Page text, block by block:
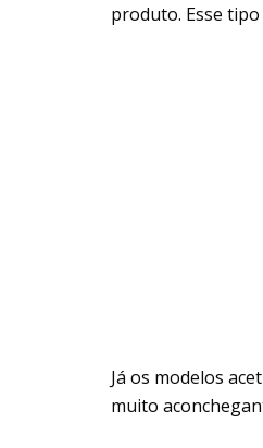
produto. Esse
Já os modelos
muito